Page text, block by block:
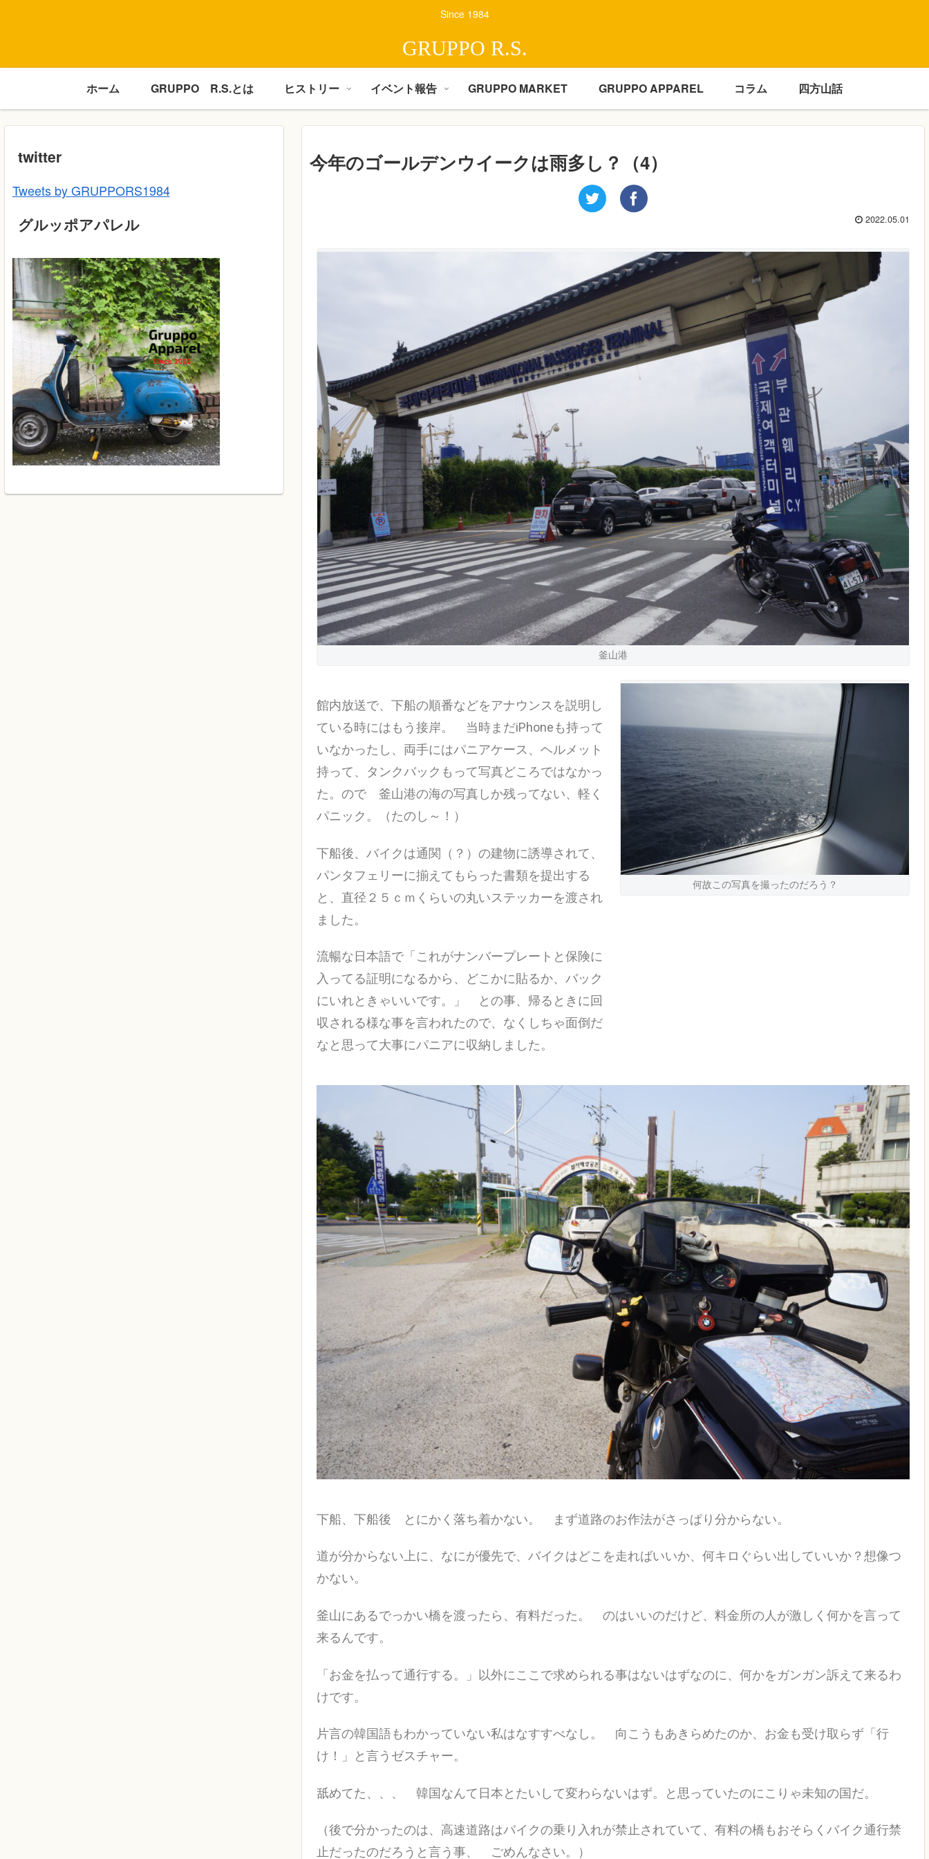
Since 1984
GRUPPO R.S.
ホーム GRUPPO R.S.とは ヒストリー イベント報告 GRUPPO MARKET GRUPPO APPAREL コラム 四方山話
今年のゴールデンウイークは雨多し？（4）
2022.05.01
釜山港
館内放送で、下船の順番などをアナウンスを説明し
ている時にはもう接岸。 当時まだiPhoneも持って
いなかったし、両手にはパニアケース、ヘルメット
持って、タンクバックもって写真どころではなかっ
た。ので 釜山港の海の写真しか残ってない、軽く
パニック。（たのし～！）
下船後、バイクは通関（？）の建物に誘導されて、
パンタフェリーに揃えてもらった書類を提出する
と、直径２５ｃｍくらいの丸いステッカーを渡され
ました。
流暢な日本語で「これがナンバープレートと保険に
入ってる証明になるから、どこかに貼るか、バック
にいれときゃいいです。」 との事、帰るときに回
収される様な事を言われたので、なくしちゃ面倒だ
なと思って大事にパニアに収納しました。
何故この写真を撮ったのだろう？
下船、下船後 とにかく落ち着かない。 まず道路のお作法がさっぱり分からない。
道が分からない上に、なにが優先で、バイクはどこを走ればいいか、何キロぐらい出していいか？想像つ
かない。
釜山にあるでっかい橋を渡ったら、有料だった。 のはいいのだけど、料金所の人が激しく何かを言って
来るんです。
「お金を払って通行する。」以外にここで求められる事はないはずなのに、何かをガンガン訴えて来るわ
けです。
片言の韓国語もわかっていない私はなすすべなし。 向こうもあきらめたのか、お金も受け取らず「行
け！」と言うゼスチャー。
舐めてた、、、 韓国なんて日本とたいして変わらないはず。と思っていたのにこりゃ未知の国だ。
（後で分かったのは、高速道路はバイクの乗り入れが禁止されていて、有料の橋もおそらくバイク通行禁
止だったのだろうと言う事、 ごめんなさい。）
twitter
Tweets by GRUPPORS1984
グルッポアパレル